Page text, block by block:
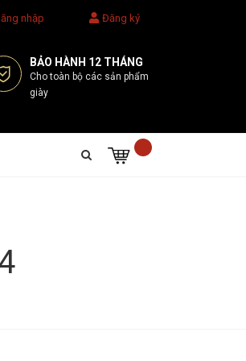
nhập Đăng ký
BẢO HÀNH 12 THÁNG
Cho toàn bộ các sản phẩm
giày